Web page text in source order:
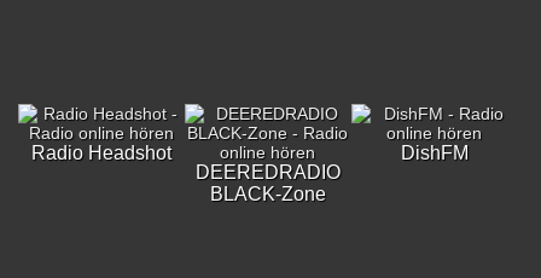
Radio Headshot
DEEREDRADIO
BLACK-Zone
DishFM